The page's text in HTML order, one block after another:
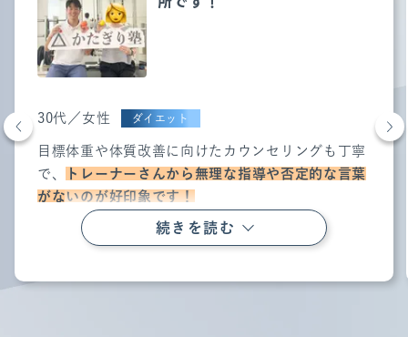
30代／女性 ダイエット
目標体重や体質改善に向けたカウンセリングも丁寧
で、
トレーナーさんから無理な指導や否定的な言葉
がないのが好印象です！
週2回のジムトレーニングに加えて、
日々の効果的
な運動や食事管理の方法も教えてもらえるので
ました。
続きを読む